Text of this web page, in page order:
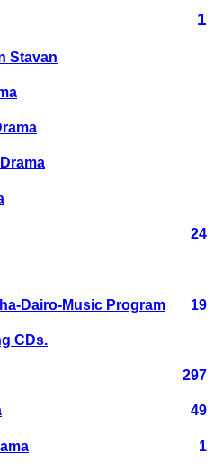
1
Stavan
24
Dairo-Music Program 19
CDs.
297
49
1